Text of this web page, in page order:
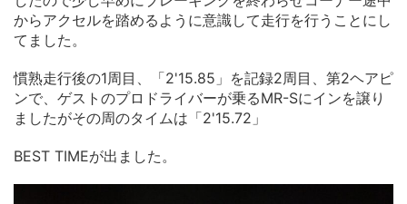
からアクセルを踏めるように意識して走行を行うことにし
てました。
慣熟走行後の1周目、「2'15.85」を記録2周目、第2ヘアピ
ンで、ゲストのプロドライバーが乗るMR-Sにインを譲り
ましたがその周のタイムは「2'15.72」
BEST TIMEが出ました。